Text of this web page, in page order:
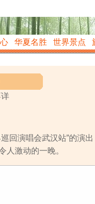
华夏名胜 世界景点
回演唱会武汉站”的演出
人激动的一晚。